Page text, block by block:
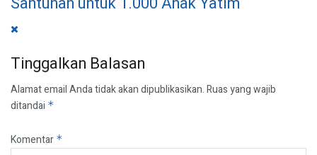
Tinggalkan Balasan
Alamat email Anda tidak akan dipublikasikan.Ruas yang wajib
ditandai *
Komentar *